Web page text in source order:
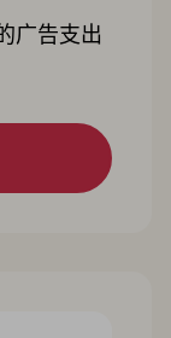
广告支出